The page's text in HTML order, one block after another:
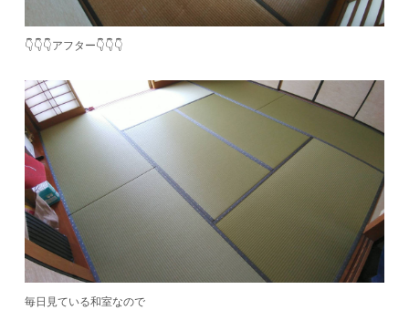
👇👇👇アフター👇👇👇
毎日見ている和室なので